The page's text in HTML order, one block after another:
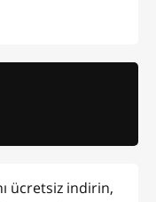
ücretsiz indirin,